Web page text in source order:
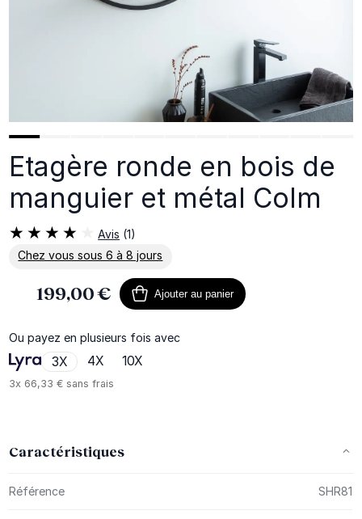
Etagère ronde en bois de
manguier et métal Colm
Avis (1)
Chez vous sous 6 à 8 jours
En savoir plus sur la livraison
199,00 € Ajouter au panier
Ou payez en plusieurs fois avec
3X 4X 10X
3x 66,33 € sans frais
Caractéristiques
Référence SHR81